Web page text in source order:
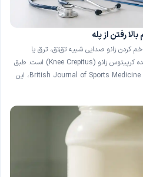
رفتن از پله
خم کردن زانو صدایی شبیه تق‌تق، ترق یا
خش‌خش می‌شنوند. نام پزشکی این پدیده کرپیتوس زانو (Knee Crepitus) است. طبق
بررسی سیستماتیک منتشرشده در مجلهٔ British Journal of Sports Medicine، این